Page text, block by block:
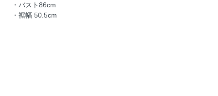
・バスト86cm
・裾幅 50.5cm